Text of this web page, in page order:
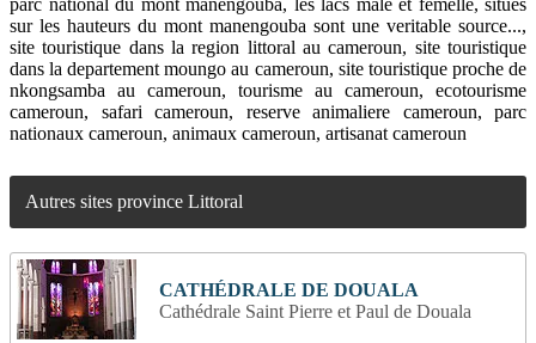
parc national du mont manengouba, les lacs male et femelle, situes
sur les hauteurs du mont manengouba sont une veritable source...,
site touristique dans la region littoral au cameroun, site touristique
dans la departement moungo au cameroun, site touristique proche de
nkongsamba au cameroun, tourisme au cameroun, ecotourisme
cameroun, safari cameroun, reserve animaliere cameroun, parc
nationaux cameroun, animaux cameroun, artisanat cameroun
Autres sites province Littoral
CATHÉDRALE DE DOUALA
Cathédrale Saint Pierre et Paul de Douala